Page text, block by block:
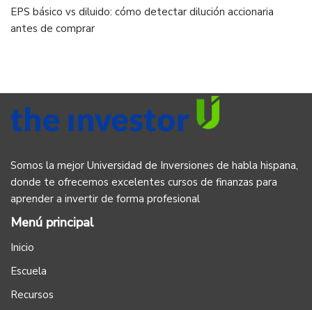
EPS básico vs diluido: cómo detectar dilución accionaria
antes de comprar
Somos la mejor Universidad de Inversiones de habla hispana,
donde te ofrecemos excelentes cursos de finanzas para
aprender a invertir de forma profesional
Menú principal
Inicio
Escuela
Recursos